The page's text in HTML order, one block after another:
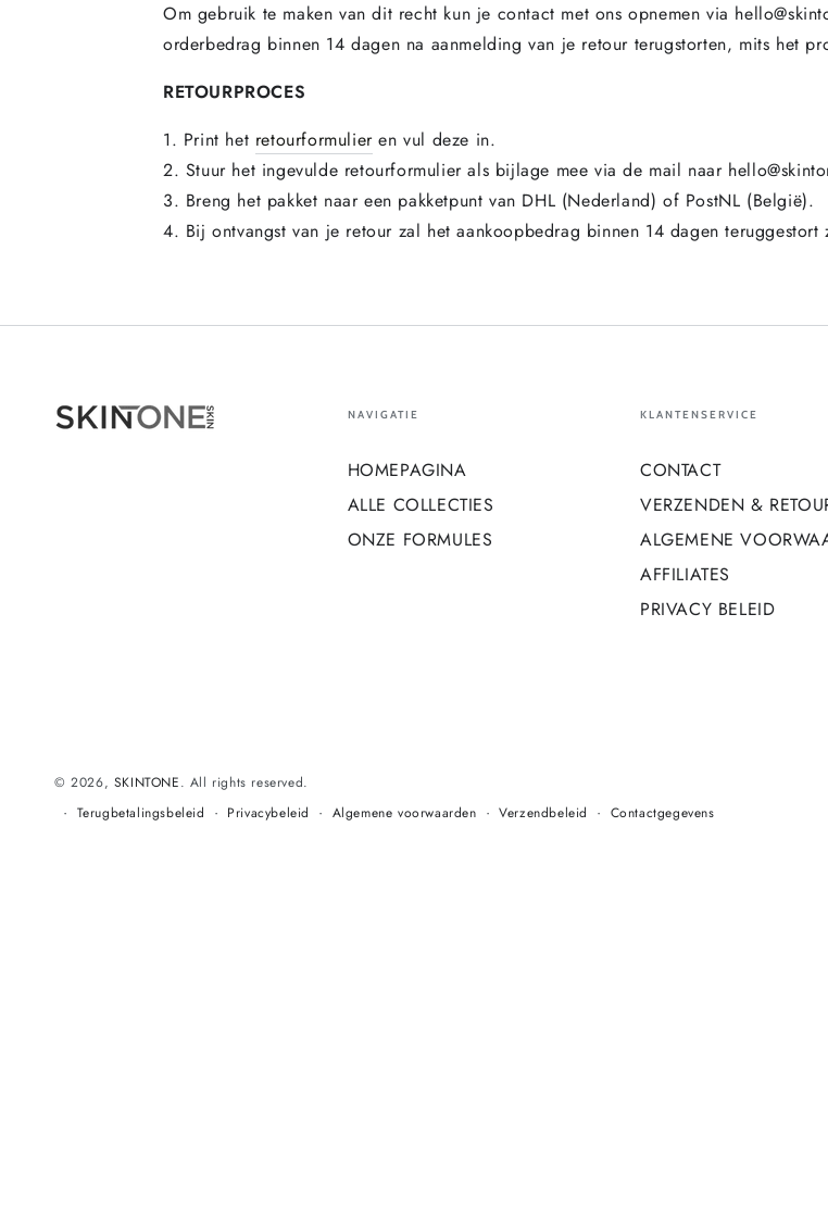
Om gebruik te maken van dit recht kun je contact met ons opnemen via
orderbedrag binnen 14 dagen na aanmelding van je retour terugstorten, mits het
RETOURPROCES
1. Print het retourformulieren vul deze in.
2. Stuur het ingevulde retourformulier als bijlage mee via de mail naar
3. Breng het pakket naar een pakketpunt van DHL (Nederland) of PostNL (België).
4. Bij ontvangst van je retour zal het aankoopbedrag binnen 14 dagen
NAVIGATIE
HOMEPAGINA
ALLE COLLECTIES
ONZE FORMULES
KLANTENSERVICE
CONTACT
VERZENDEN &
ALGEMENE
AFFILIATES
PRIVACY BELEID
© 2026, SKINTONE. All rights reserved.
Terugbetalingsbeleid
Privacybeleid Algemene voorwaarden Verzendbeleid Contactgegevens